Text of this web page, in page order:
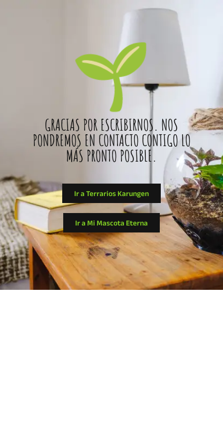
🌱
GRACIAS POR ESCRIBIRNOS. NOS
PONDREMOS EN CONTACTO CONTIGO LO
MÁS PRONTO POSIBLE.
Ir a Terrarios Karungen
Ir a Mi Mascota Eterna